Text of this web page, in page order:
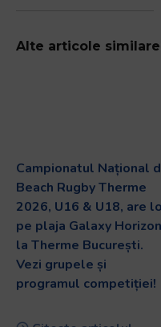
Campionatul Național de
Beach Rugby Therme
pe plaja Galaxy Horizon